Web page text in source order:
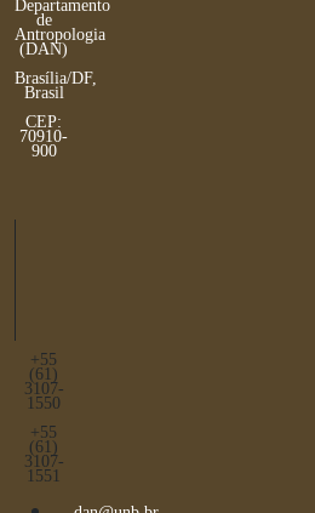
Departamento
de
Antropologia
(DAN)
Brasília/DF,
Brasil
CEP:
70910-
900
+55
(61)
3107-
1550
+55
(61)
3107-
1551